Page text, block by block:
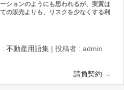
ションのようにも思われるが、実質は
の販売よりも、リスクを少なくする利
:不動産用語集 |投稿者 : admin
請負契約 →